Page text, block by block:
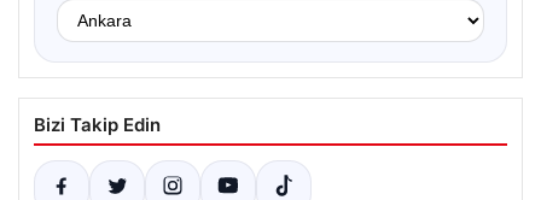
Bizi Takip Edin